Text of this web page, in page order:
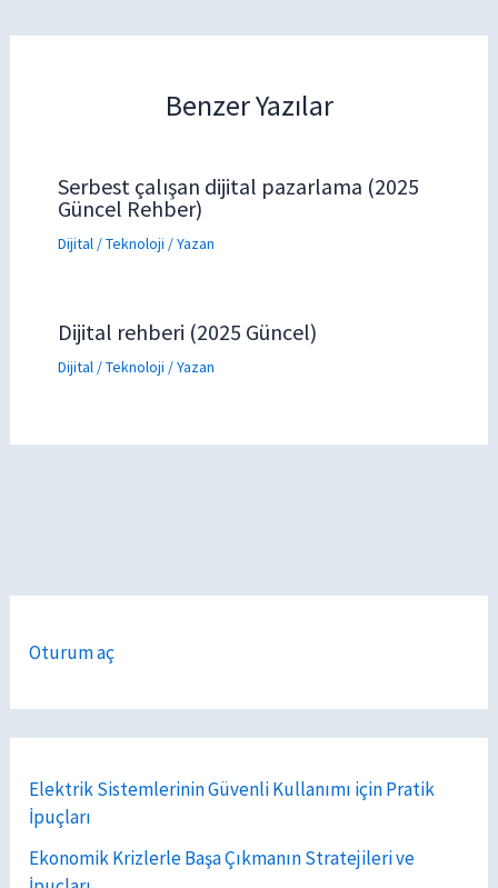
Benzer Yazılar
Serbest çalışan dijital pazarlama (2025
Güncel Rehber)
Dijital / Teknoloji / Yazan
Dijital rehberi (2025 Güncel)
Dijital / Teknoloji / Yazan
Oturum aç
Elektrik Sistemlerinin Güvenli Kullanımı için Pratik
İpuçları
Ekonomik Krizlerle Başa Çıkmanın Stratejileri ve